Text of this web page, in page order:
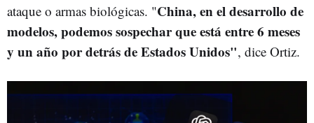
ataque o armas biológicas. "China, en el desarrollo de
modelos, podemos sospechar que está entre 6 meses
y un año por detrás de Estados Unidos", dice Ortiz.